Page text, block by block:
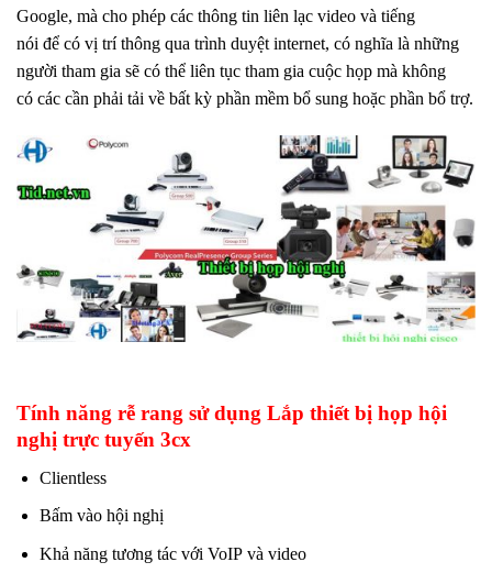
Google, mà cho phép các thông tin liên lạc video và tiếng
nói để có vị trí thông qua trình duyệt internet, có nghĩa là những
người tham gia sẽ có thể liên tục tham gia cuộc họp mà không
có các cần phải tải về bất kỳ phần mềm bổ sung hoặc phần bổ trợ.
Tính năng rễ rang sử dụng Lắp thiết bị họp hội
nghị trực tuyến 3cx
Clientless
Bấm vào hội nghị
Khả năng tương tác với VoIP và video